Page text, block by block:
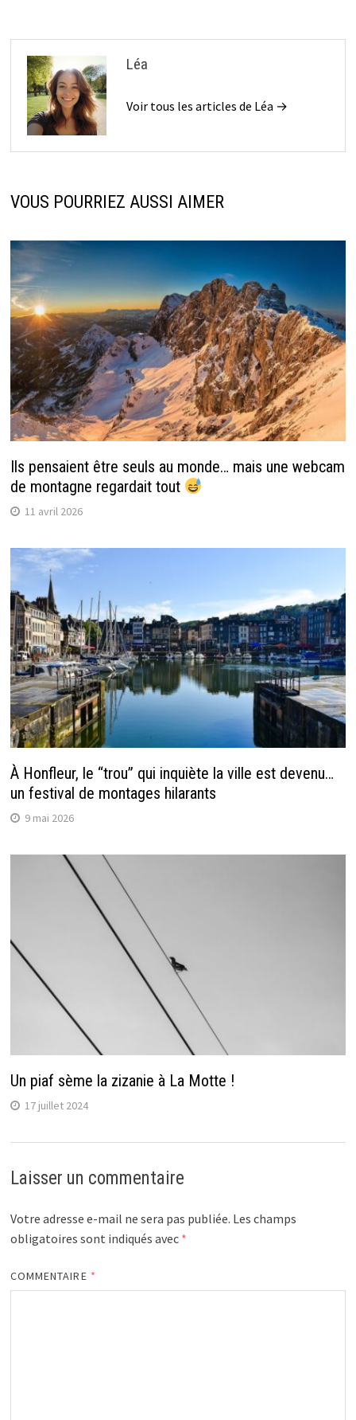
Léa
Voir tous les articles de Léa →
VOUS POURRIEZ AUSSI AIMER
Ils pensaient être seuls au monde… mais une webcam
de montagne regardait tout
11 avril 2026
À Honfleur, le “trou” qui inquiète la ville est devenu…
un festival de montages hilarants
9 mai 2026
Un piaf sème la zizanie à La Motte !
17 juillet 2024
Laisser un commentaire
Votre adresse e-mail ne sera pas publiée. Les champs
obligatoires sont indiqués avec *
COMMENTAIRE *